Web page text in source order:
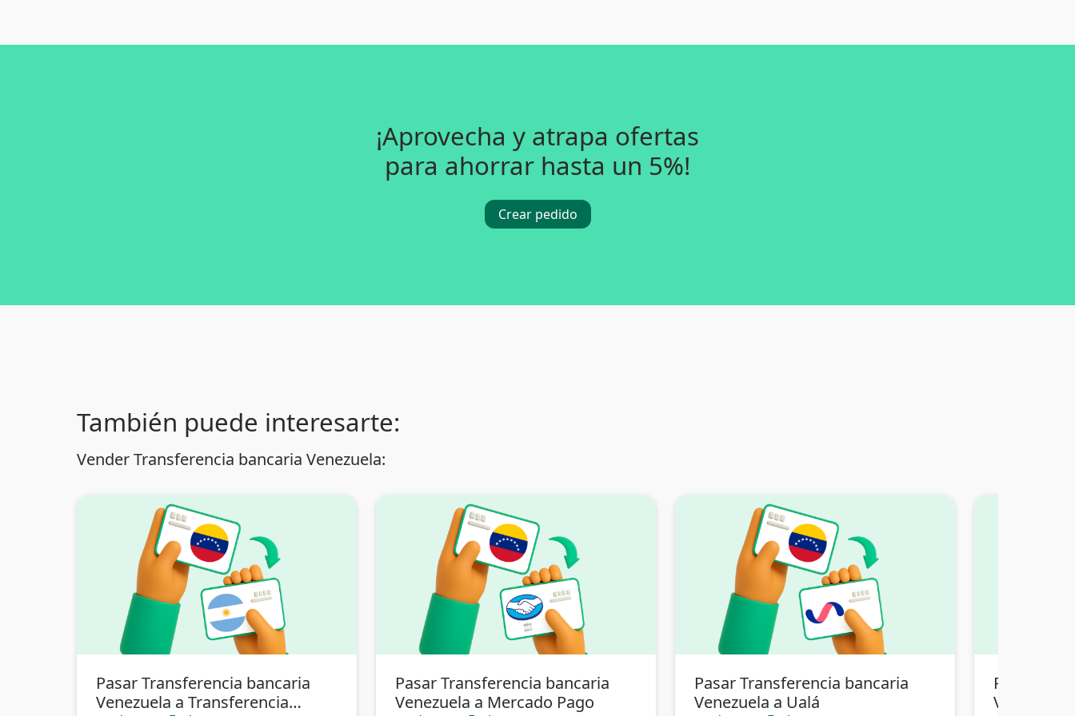
¡Aprovecha y atrapa ofertas
para ahorrar hasta un 5%!
Crear pedido
También puede interesarte:
Vender Transferencia bancaria Venezuela:
Pasar Transferencia bancaria
Venezuela a Transferencia
Pasar Transferencia bancaria
Venezuela a Mercado Pago
Pasar Transferencia bancaria
Venezuela a Ualá
Pasar